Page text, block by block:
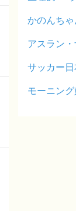
かのんちゃ
アスラン・
サッカー
モーニング